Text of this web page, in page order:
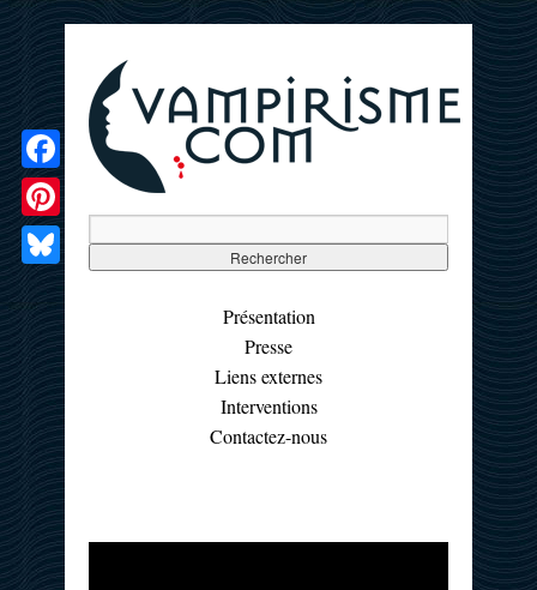
Présentation
Presse
Liens externes
Interventions
Contactez-nous
Facebook
Pinterest
Bluesky